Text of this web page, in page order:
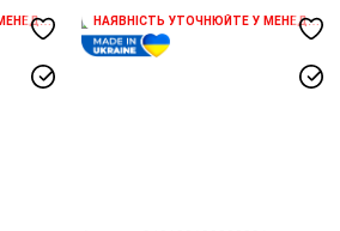
НАЯВНІСТЬ УТОЧНЮЙТЕ У МЕНЕДЖЕРА НАЯВНІСТЬ УТОЧНЮЙТЕ У МЕНЕДЖЕРА